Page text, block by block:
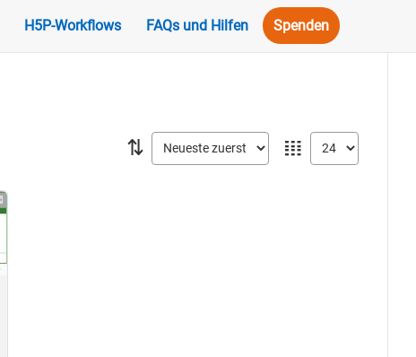
H5P-Workflows FAQs und Hilfen Spenden
𝍖
⇅